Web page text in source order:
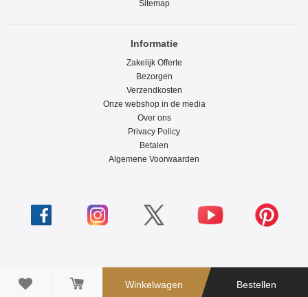
 Winkelwagen Bestellen
Sitemap
Informatie
Zakelijk Offerte
Bezorgen
Verzendkosten
Onze webshop in de media
Over ons
Privacy Policy
Betalen
Algemene Voorwaarden